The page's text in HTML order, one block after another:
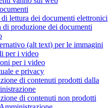
lettura dei documenti elettronici
produzione dei documenti
(alt text) per le immagini
per i video
per i video
e privacy
di contenuti prodotti dalla
di contenuti non prodotti